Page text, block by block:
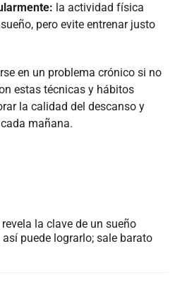
la actividad física
pero evite entrenar justo
en un problema crónico si no
estas técnicas y hábitos
la calidad del descanso y
mañana.
la clave de un sueño
así puede lograrlo; sale barato